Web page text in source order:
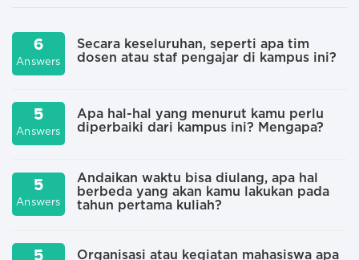
6
Answers
Secara keseluruhan, seperti apa tim
dosen atau staf pengajar di kampus ini?
5
Answers
Apa hal-hal yang menurut kamu perlu
diperbaiki dari kampus ini? Mengapa?
5
Answers
Andaikan waktu bisa diulang, apa hal
berbeda yang akan kamu lakukan pada
tahun pertama kuliah?
5
Organisasi atau kegiatan mahasiswa apa